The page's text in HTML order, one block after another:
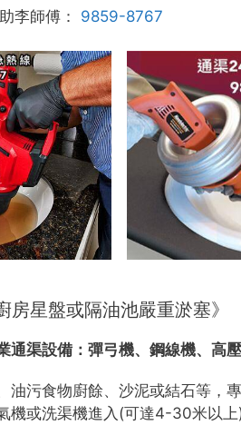
李師傅： 9859-8767
房星盤或隔油池嚴重淤塞》
通渠設備： 彈弓機、鋼線機、高
油污食物廚餘、沙泥或結石等，
機或洗渠機進入(可達4-30米以